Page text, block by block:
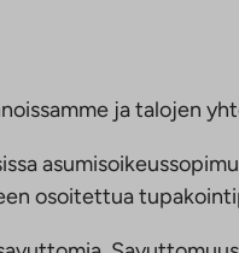
ja talojen
osoitettua